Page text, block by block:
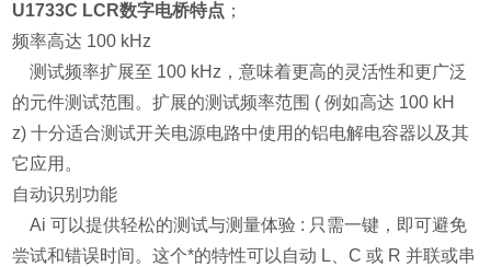
U1733C LCR数字电桥特点 ；
频率高达 100 kHz
测试频率扩展至 100 kHz，意味着更高的灵活性和更广泛
的元件测试范围。扩展的测试频率范围 ( 例如高达 100 kH
z) 十分适合测试开关电源电路中使用的铝电解电容器以及其
它应用。
自动识别功能
Ai 可以提供轻松的测试与测量体验 : 只需一键，即可避免
尝试和错误时间。这个*的特性可以自动 L、C 或 R 并联或串